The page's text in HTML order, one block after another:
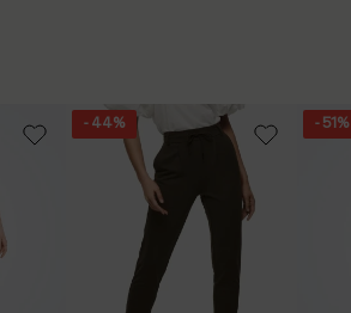
- 44% - 51%